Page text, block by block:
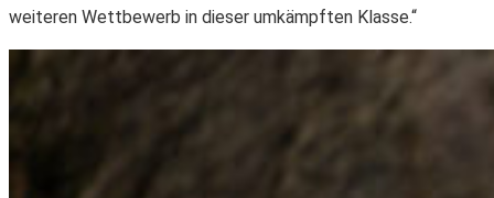
weiteren Wettbewerb in dieser umkämpften Klasse.“